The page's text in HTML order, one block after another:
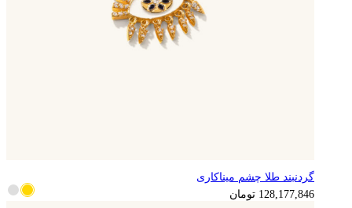
گردنبند طلا چشم میناکاری
128,177,846 تومان